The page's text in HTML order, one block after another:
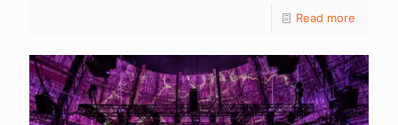
Read more